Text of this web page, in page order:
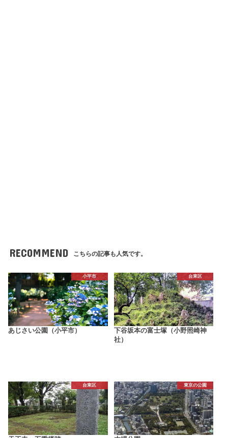
RECOMMEND こちらの記事も人気です。
小平市
あじさい公園（小平市）
台東区
下谷坂本の富士塚（小野照崎神
社）
台東区 東京の公園